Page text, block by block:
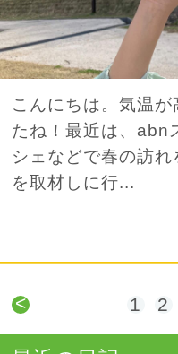
こんにちは。気温
たね！最近は、abn
シェなどで春の訪
を取材しに行...
< 1 2